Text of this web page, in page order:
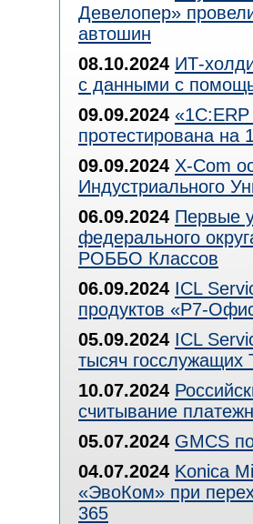
Девелопер»
автошин
08.10.2024 ИТ-
с данными с
09.09.2024
протестирована на
09.09.2024 X-Com
Индустриального
06.09.2024 Первые
федерального
РОББО Классов
06.09.2024 ICL
продуктов «Р7-
05.09.2024 ICL
тысяч госслужащих
10.07.2024
считывание
05.07.2024 GMCS
04.07.2024 Konica
«ЭвоКом» при
365